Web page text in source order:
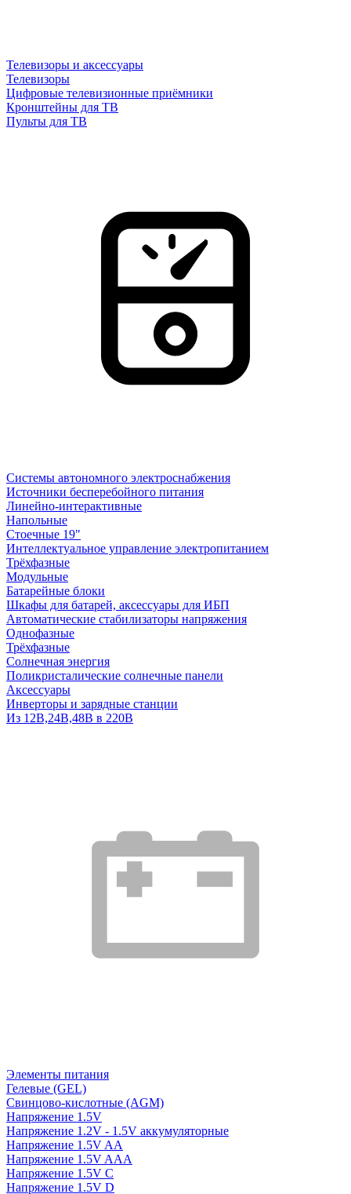
Телевизоры и аксессуары
Телевизоры
Цифровые телевизионные приёмники
Кронштейны для ТВ
Пульты для ТВ
Системы автономного электроснабжения
Источники бесперебойного питания
Линейно-интерактивные
Напольные
Стоечные 19"
Интеллектуальное управление электропитанием
Трёхфазные
Модульные
Батарейные блоки
Шкафы для батарей, аксессуары для ИБП
Автоматические стабилизаторы напряжения
Однофазные
Трёхфазные
Солнечная энергия
Поликристалические солнечные панели
Аксессуары
Инверторы и зарядные станции
Из 12В,24В,48В в 220В
Элементы питания
Гелевые (GEL)
Свинцово-кислотные (AGM)
Напряжение 1.5V
Напряжение 1.2V - 1.5V аккумуляторные
Напряжение 1.5V AA
Напряжение 1.5V AAA
Напряжение 1.5V C
Напряжение 1.5V D